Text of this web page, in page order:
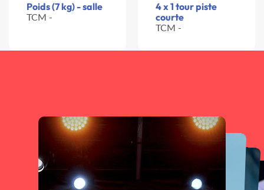
Poids (7 kg) - salle
TCM -
4 x 1 tour piste
courte
TCM -